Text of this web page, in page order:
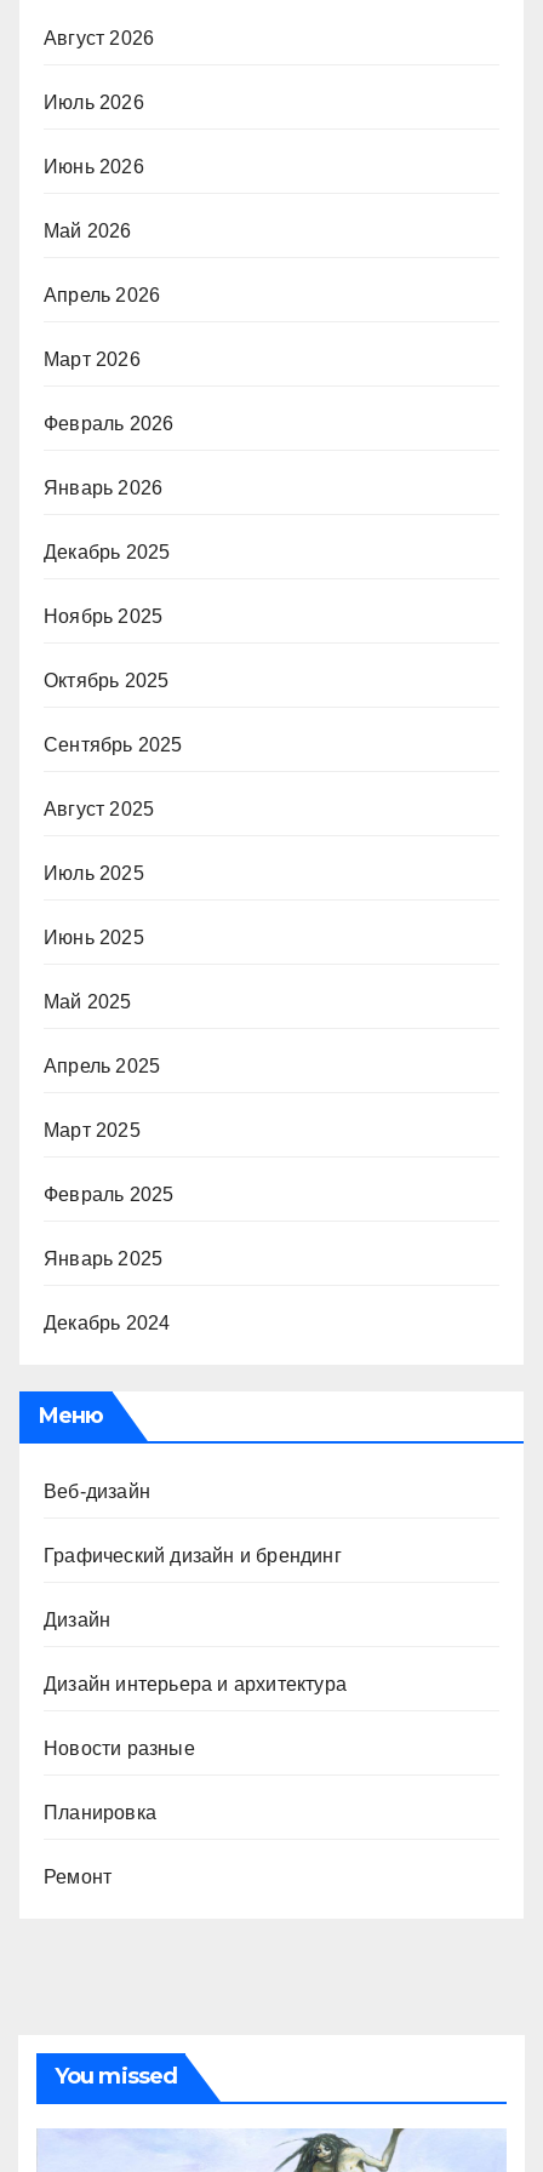
Август 2026
Июль 2026
Июнь 2026
Май 2026
Апрель 2026
Март 2026
Февраль 2026
Январь 2026
Декабрь 2025
Ноябрь 2025
Октябрь 2025
Сентябрь 2025
Август 2025
Июль 2025
Июнь 2025
Май 2025
Апрель 2025
Март 2025
Февраль 2025
Январь 2025
Декабрь 2024
Меню
Веб-дизайн
Графический дизайн и брендинг
Дизайн
Дизайн интерьера и архитектура
Новости разные
Планировка
Ремонт
You missed